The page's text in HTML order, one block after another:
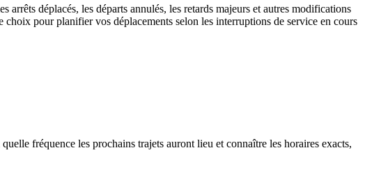
déplacés, les départs annulés, les retards majeurs et autres modifications
pour planifier vos déplacements selon les interruptions de service en cours
fréquence les prochains trajets auront lieu et connaître les horaires exacts,